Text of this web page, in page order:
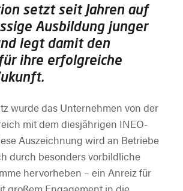
setzt seit Jahren auf
Ausbildung junger
legt damit den
ihre erfolgreiche
wurde das Unternehmen von der
mit dem diesjährigen INEO-
Auszeichnung wird an Betriebe
durch besonders vorbildliche
hervorheben – ein Anreiz für